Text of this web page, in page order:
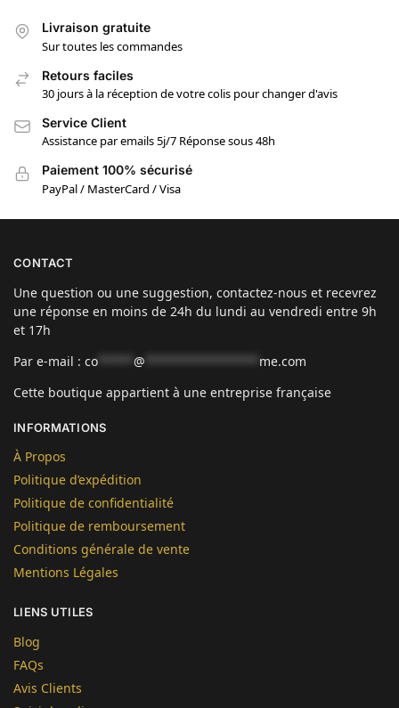
Livraison gratuite
Sur toutes les commandes
Retours faciles
30 jours à la réception de votre colis pour changer d'avis
Service Client
Assistance par emails 5j/7 Réponse sous 48h
Paiement 100% sécurisé
PayPal / MasterCard / Visa
CONTACT
Une question ou une suggestion, contactez-nous et recevrez
une réponse en moins de 24h du lundi au vendredi entre 9h
et 17h
Par e-mail : co @
me.com
Cette boutique appartient à une entreprise française
INFORMATIONS
À Propos
Politique d’expédition
Politique de confidentialité
Politique de remboursement
Conditions générale de vente
Mentions Légales
LIENS UTILES
Blog
FAQs
Avis Clients